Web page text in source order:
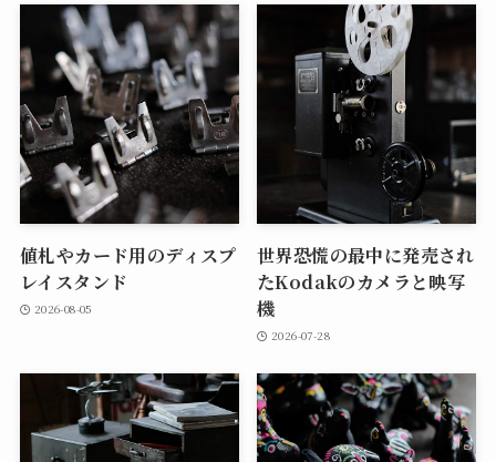
値札やカード用のディスプ
レイスタンド
2026-08-05
世界恐慌の最中に発売され
たKodakのカメラと映写
機
2026-07-28